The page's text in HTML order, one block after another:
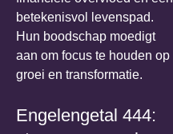
betekenisvol levenspad.
Hun boodschap moedigt
aan om focus te houden op
groei en transformatie.
Engelengetal 444: